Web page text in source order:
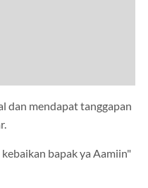
dan mendapat tanggapan
bapak ya Aamiin"